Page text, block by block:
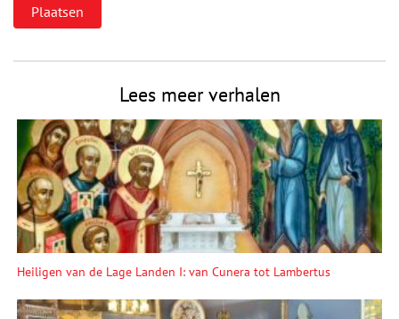
Lees meer verhalen
Heiligen van de Lage Landen I: van Cunera tot Lambertus